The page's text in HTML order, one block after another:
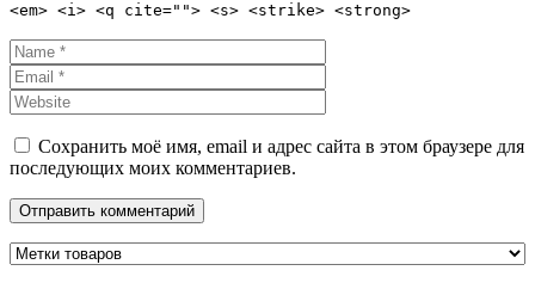
<em> <i> <q cite=""> <s> <strike> <strong>
Сохранить моё имя, email и адрес сайта в этом браузере для
последующих моих комментариев.